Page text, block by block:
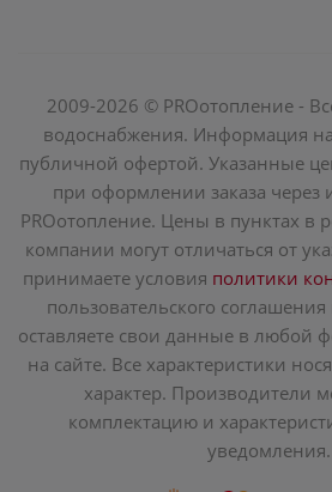
2009-2026 © PROотопление -
водоснабжения. Информация на
публичной офертой. Указанные
при оформлении заказа через
PROотопление. Цены в пунктах в
компании могут отличаться от
принимаете условия политики
пользовательского
оставляете свои данные в любой
на сайте. Все характеристики
характер. Производители
комплектацию и
уведомления.